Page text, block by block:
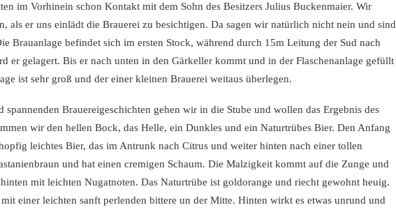
im Vorhinein schon Kontakt mit dem Sohn des Besitzers Julius Buckenmaier. Wir
als er uns einlädt die Brauerei zu besichtigen. Da sagen wir natürlich nicht nein und sind
Brauanlage befindet sich im ersten Stock, während durch 15m Leitung der Sud nach
er gelagert. Bis er nach unten in den Gärkeller kommt und in der Flaschenanlage gefüllt
ist sehr groß und der einer kleinen Brauerei weitaus überlegen.
Brauereigeschichten gehen wir in die Stube und wollen das Ergebnis des
wir den hellen Bock, das Helle, ein Dunkles und ein Naturtrübes Bier. Den Anfang
leichtes Bier, das im Antrunk nach Citrus und weiter hinten nach einer tollen
und hat einen cremigen Schaum. Die Malzigkeit kommt auf die Zunge und
mit leichten Nugatnoten. Das Naturtrübe ist goldorange und riecht gewohnt heuig.
einer leichten sanft perlenden bittere un der Mitte. Hinten wirkt es etwas unrund und